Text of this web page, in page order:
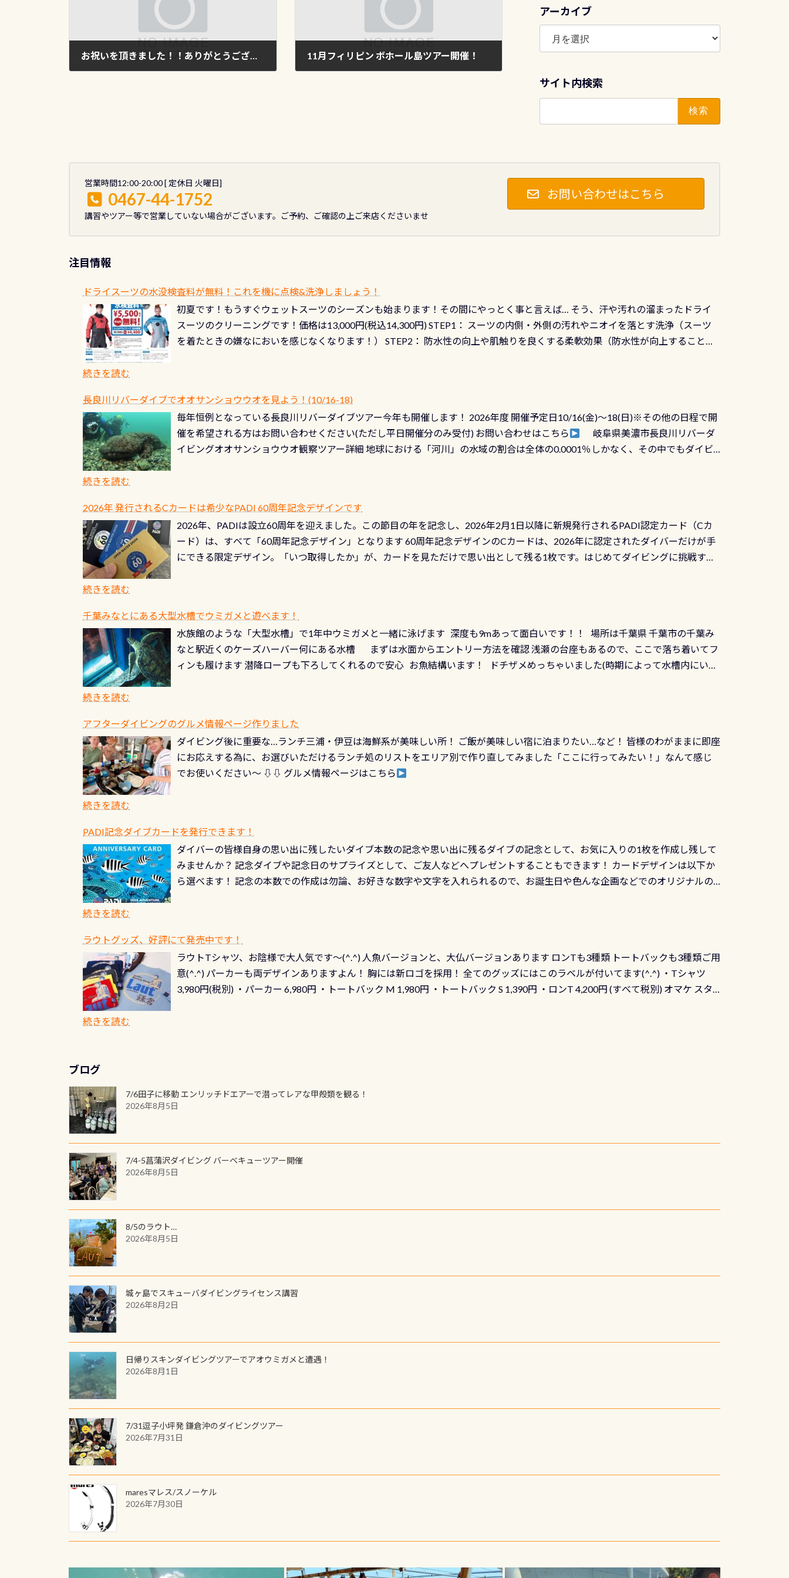
11月フィリピン ボホール島ツアー開催！
アーカイブ
ア
カ
ブ
サイト内検索
営業時間12:00-20:00 [ 定休日 火曜日]
0467-44-1752
講習やツアー等で営業していない場合がございます。ご予約、ご確認の上ご来店くださいませ
お問い合わせはこちら
注目情報
ドライスーツの水没検査料が無料！これを機に点検&洗浄しましょう！
初夏です！もうすぐウェットスーツのシーズンも始まります！その間にやっとく事と言えば… そう、汗や汚れの溜まったドライ
スーツのクリーニングです！価格は13,000円(税込14,300円) STEP1： スーツの内側・外側の汚れやニオイを落とす洗浄（スーツ
を着たときの嫌なにおいを感じなくなります！） STEP2： 防水性の向上や肌触りを良くする柔軟効果（防水性が向上することで
ル(穴)がないか確認冬になり、使い始めてから水漏れする…ってのは避けましょう！実際水につけて水検査して調べます ●給気バ
ルブのオーバーホール排気バルブは、ドライスーツクリーニングの際に行うのですが、空気を送り込む「給気バルブ」のオーバ
ーホールも非常に大切です BCDで言うと給気ボタンの点検と一緒な訳ですから、ボタンが潮噛みしてドライスーツに空気が入り
過ぎて急浮上…なんて事がないようにしっかり点検しましょう！まだした事がない方はこれを機会に是非やってください！！ ●
点検をする度に1行目の「水漏れ検査代」が5,500円掛かります そこで下記のキャンペーンを利用してみてはどうでしょうか？
8/31までの間に、ドライスーツの点検・オーバーホールを出して頂いた方は、上記の水検査料5,500円がなんと無料になります！
ドライスーツクリーニングだけでも出そうと思ってる方は、セットでこの水検査も出しましょう！そし続きを読む
続きを読む
長良川リバーダイブでオオサンショウウオを見よう！(10/16-18)
毎年恒例となっている長良川リバーダイブツアー今年も開催します！ 2026年度 開催予定日10/16(金)～18(日)※その他の日程で開
催を希望される方はお問い合わせください(ただし平日開催分のみ受付) お問い合わせはこちら
岐阜県美濃市長良川リバーダ
イビングオオサンショウウオ観察ツアー詳細 地球における「河川」の水域の割合は全体の0.0001％しかなく、その中でもダイビ
ませ 6月から10月の間で開催しております 長良川ってどんな川？ 長良川は日本三大清流(四万十川、柿田川)の１つに数えられ
る清流（水質汚染の少ない、または無い川のこと）で岐阜県の郡上市に始まり、美濃を経て伊勢湾に流れます1985年には環境省
の「名水100選」にまた2001年には「日本の水浴場88選」に全国で唯一河川で選ばれた清流です川にしては珍しく、水深が深い
ところでは12mほどあり十分ダイビングを楽しむことが出来ます 川原からのエントリーエキジットは正に大自然の中でのダイビ
ダウンカレントが発生している箇所などもあり、なかなか海では見られない光景です 透明度の良い川を数百メートルドリフトす
る(流される)のは快感です！ 特別天然記念物「オオサンショウウオ」が見れる 長良川ダイビング最大の見どころがこの特別天然
記念物の「オオサンショウウオ」です 大きなものでは体長1mを超える世界最大の両生類です個体数が少なくかなり貴重な生物で
すが、ここ長良川ではかなりの確立で見ることが出来ます特別天然記念物と言えば他には「 続きを読む
続きを読む
2026年 発行されるCカードは希少なPADI 60周年記念デザインです
2026年、PADIは設立60周年を迎えました。この節目の年を記念し、2026年2月1日以降に新規発行されるPADI認定カード（Cカ
ード）は、すべて「60周年記念デザイン」となります 60周年記念デザインのCカードは、2026年に認定されたダイバーだけが手
にできる限定デザイン。「いつ取得したか」が、カードを見ただけで思い出として残る1枚です。はじめてダイビングに挑戦する
終営業日までの発行分 【注意事項】※ PADI Freediver、Mermaid、EFR、TECなど特別プログラムの専用カードが発行されるもの
やオリジナルカード対象のディスティンクティブ・スペシャルティ、AWAREデザインカードを申し込みの方は対象外となりま
す。 ※ 2026年12月の認定でも、2027年1月以降に発行されるカードは通常デザインとなります ダイビングは、始めた「年」も
思い出になる ダイビングを始めるきっかけは人それぞれ。でも、「いつ始めたか」は、あとから振り返ると大切な思い出になり
も、ワクワクが続く60周年限定企画です。コースを修了されたら、ぜひ参加してみてくださいね 毎月60名様、年間720名様に
PADIグッズが当たるチャンス 受講したPADIダイブセンター／リゾートが用意したオリジナル景品が当たることも！ PADIデジタ
ルくじに参加する
続きを読む
千葉みなとにある大型水槽でウミガメと遊べます！
水族館のような「大型水槽」で1年中ウミガメと一緒に泳げます 深度も9mあって面白いです！！ 場所は千葉県 千葉市の千葉み
なと駅近くのケーズハーバー何にある水槽 まずは水面からエントリー方法を確認 浅瀬の台座もあるので、ここで落ち着いてフ
ィンも履けます 潜降ロープも下ろしてくれるので安心 お魚結構います！ ドチザメめっちゃいました(時期によって水槽内にいる
楽しみ頂けます 反対側の窓からも見ることが出来るので、付き添いの方とも記念撮影も出来ますよ スキンダイビングでも参加
できます！ かなり楽しめます是非ご参加ください！ 写真撮影の練習や、4時間たっぷり利用出来るので、普通に中性浮力の練習
にもなりますヨ 料金等、詳しくは 詳細はこちら
続きを読む
アフターダイビングのグルメ情報ページ作りました
ダイビング後に重要な…ランチ三浦・伊豆は海鮮系が美味しい所！ ご飯が美味しい宿に泊まりたい…など！ 皆様のわがままに即座
にお応えする為に、お選びいただけるランチ処のリストをエリア別で作り直してみました「ここに行ってみたい！」なんて感じ
でお使いください～ ⇩⇩ グルメ情報ページはこちら
続きを読む
PADI記念ダイブカードを発行できます！
ダイバーの皆様自身の思い出に残したいダイブ本数の記念や思い出に残るダイブの記念として、お気に入りの1枚を作成し残して
みませんか？ 記念ダイブや記念日のサプライズとして、ご友人などへプレゼントすることもできます！ カードデザインは以下か
ら選べます！ 記念の本数での作成は勿論、お好きな数字や文字を入れられるので、お誕生日や色んな企画などでのオリジナルの
続きを読む
ラウトグッズ、好評にて発売中です！
ラウトTシャツ、お陰様で大人気です～(^.^) 人魚バージョンと、大仏バージョンあります ロンTも3種類 トートバックも3種類ご用
意(^.^) パーカーも両デザインありますよん！ 胸には新ロゴを採用！ 全てのグッズにはこのラベルが付いてます(^.^) ・Tシャツ
3,980円(税別) ・パーカー 6,980円 ・トートバック M 1,980円 ・トートバック S 1,390円 ・ロンT 4,200円 (すべて税別) オマケ スタ
続きを読む
ブログ
7/6田子に移動 エンリッチドエアーで潜ってレアな甲殻類を観る！
2026年8月5日
7/4-5菖蒲沢ダイビング バーベキューツアー開催
2026年8月5日
8/5のラウト…
2026年8月5日
城ヶ島でスキューバダイビングライセンス講習
2026年8月2日
日帰りスキンダイビングツアーでアオウミガメと遭遇！
2026年8月1日
7/31逗子小坪発 鎌倉沖のダイビングツアー
2026年7月31日
maresマレス/スノーケル
2026年7月30日